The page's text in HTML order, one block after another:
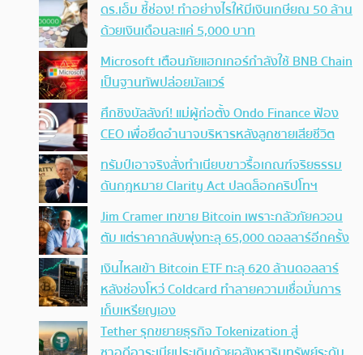
ดร.เอ็ม ชี้ช่อง! ทำอย่างไรให้มีเงินเกษียณ 50 ล้าน
ด้วยเงินเดือนละแค่ 5,000 บาท
Microsoft เตือนภัยแฮกเกอร์กำลังใช้ BNB Chain
เป็นฐานทัพปล่อยมัลแวร์
ศึกชิงบัลลังก์! แม่ผู้ก่อตั้ง Ondo Finance ฟ้อง
CEO เพื่อยึดอำนาจบริหารหลังลูกชายเสียชีวิต
ทรัมป์เอาจริง สั่งทำเนียบขาวรื้อเกณฑ์จริยธรรม
ดันกฎหมาย Clarity Act ปลดล็อกคริปโทฯ
Jim Cramer เทขาย Bitcoin เพราะกลัวภัยควอน
ตัม แต่ราคากลับพุ่งทะลุ 65,000 ดอลลาร์อีกครั้ง
เงินไหลเข้า Bitcoin ETF ทะลุ 620 ล้านดอลลาร์
หลังช่องโหว่ Coldcard ทำลายความเชื่อมั่นการ
เก็บเหรียญเอง
Tether รุกขยายธุรกิจ Tokenization สู่